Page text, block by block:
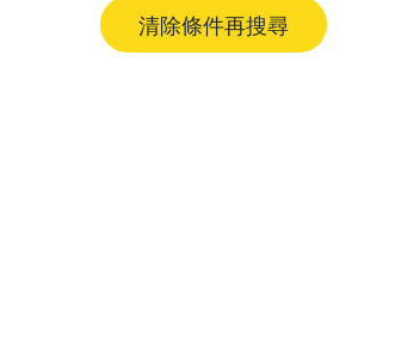
清除條件再搜尋